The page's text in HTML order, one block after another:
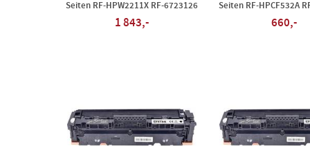
Seiten RF-HPW2211X RF-6723126
1 843,-
Seiten RF-HPCF532A
660,-